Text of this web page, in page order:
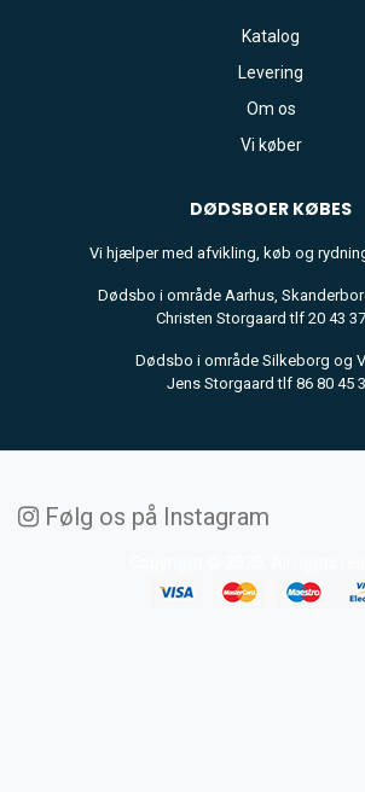
Katalog
Levering
Om os
Vi køber
DØDSBOER KØBES
Vi hjælper med afvikling, køb og
Dødsbo i område Aarhus,
Christen Storgaard tlf 20 43
Dødsbo i område Silkeborg og
Jens Storgaard tlf 86 80 45
Følg os på Instagram